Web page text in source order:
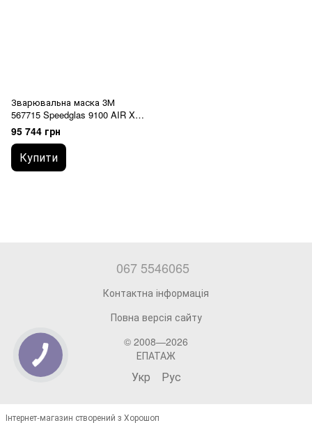
Зварювальна маска 3М
567715 Speedglas 9100 AIR X із
блоком ADFLO Li-Ion
95 744 грн
Купити
067 5546065
Контактна інформація
Повна версія сайту
© 2008—2026
ЕПАТАЖ
Укр Рус
Інтернет-магазин створений з Хорошоп